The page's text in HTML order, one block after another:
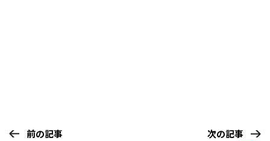
前の記事 次の記事